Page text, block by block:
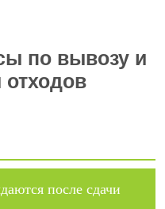
по вывозу и
отходов
после сдачи